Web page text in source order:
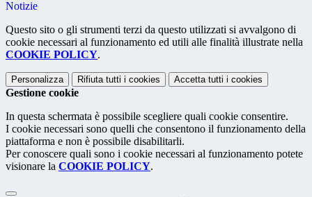
Notizie
Questo sito o gli strumenti terzi da questo utilizzati si avvalgono di
cookie necessari al funzionamento ed utili alle finalità illustrate nella
COOKIE POLICY.
Personalizza Rifiuta tutti i cookies Accetta tutti i cookies
Gestione cookie
In questa schermata è possibile scegliere quali cookie consentire.
I cookie necessari sono quelli che consentono il funzionamento della
piattaforma e non è possibile disabilitarli.
Per conoscere quali sono i cookie necessari al funzionamento potete
visionare la COOKIE POLICY.